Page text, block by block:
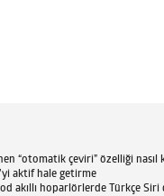
“otomatik çeviri” özelliği nasıl
aktif hale getirme
akıllı hoparlörlerde Türkçe Siri